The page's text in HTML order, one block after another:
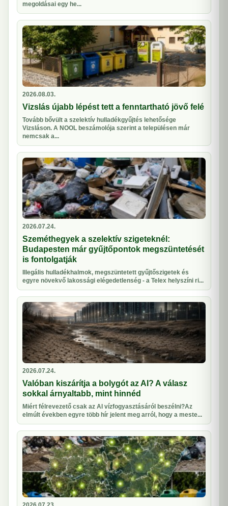
megoldásai egy he...
2026.08.03.
Vizslás újabb lépést tett a fenntartható jövő felé
Tovább bővült a szelektív hulladékgyűjtés lehetősége
Vizsláson. A NOOL beszámolója szerint a településen már
nemcsak a...
2026.07.24.
Szeméthegyek a szelektív szigeteknél:
Budapesten már gyűjtőpontok megszüntetését
is fontolgatják
Illegális hulladékhalmok, megszüntetett gyűjtőszigetek és
egyre növekvő lakossági elégedetlenség - a Telex helyszíni ri...
2026.07.24.
Valóban kiszárítja a bolygót az AI? A válasz
sokkal árnyaltabb, mint hinnéd
Miért félrevezető csak az AI vízfogyasztásáról beszélni?Az
elmúlt években egyre több hír jelent meg arról, hogy a meste...